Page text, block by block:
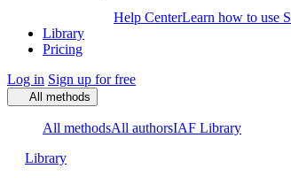
Help CenterLearn how to use
Library
Pricing
Log in Sign up for free
All methods
All methodsAll authorsIAF Library
Library